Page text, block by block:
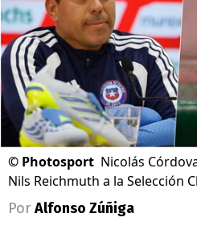
© Photosport Nicolás
Nils Reichmuth a la Selección
Por Alfonso Zúñiga